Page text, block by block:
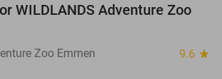
24%
WILDLANDS Adventure Zoo
Zoo Emmen 9.6 star